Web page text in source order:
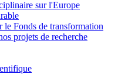
sur l'Europe
le Fonds de transformation
projets de recherche